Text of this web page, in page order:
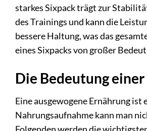
starkes Sixpack trägt zur
des Trainings und kann die
bessere Haltung, was das
eines Sixpacks von großer
Die Bedeutung
Eine ausgewogene Ernährung
Nahrungsaufnahme kann man